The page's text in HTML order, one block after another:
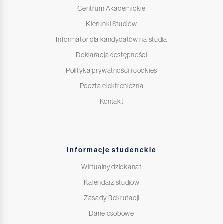
Centrum Akademickie
Kierunki Studiów
Informator dla kandydatów na studia
Deklaracja dostępności
Polityka prywatności i cookies
Poczta elektroniczna
Kontakt
Informacje studenckie
Wirtualny dziekanat
Kalendarz studiów
Zasady Rekrutacji
Dane osobowe